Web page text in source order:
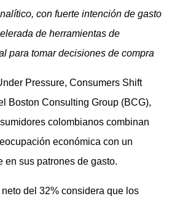
con fuerte intención de gasto
de herramientas de
para tomar decisiones de compra
Pressure, Consumers Shift
Boston Consulting Group (BCG),
colombianos combinan
económica con un
en sus patrones de gasto.
del 32% considera que los